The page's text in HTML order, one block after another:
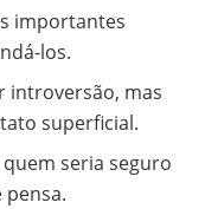
importantes
los.
introversão, mas
superficial.
seria seguro